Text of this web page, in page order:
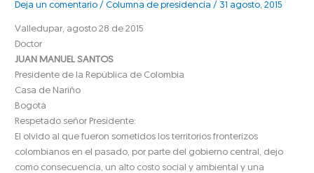
Deja un comentario /Columna de presidencia / 31 agosto, 2015
Valledupar, agosto 28 de 2015
Doctor
JUAN MANUEL SANTOS
Presidente de la República de Colombia
Casa de Nariño
Bogotá
Respetado señor Presidente:
El olvido al que fueron sometidos los territorios fronterizos
colombianos en el pasado, por parte del gobierno central, dejo
como consecuencia, un alto costo social y ambiental y una